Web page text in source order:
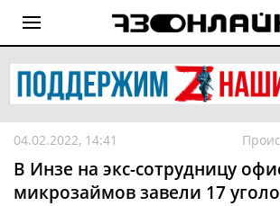
04.02.2022, 14:41
В Инзе на экс-сотрудницу
микрозаймов завели 17